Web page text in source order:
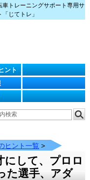
車トレーニングサポート専用サ
「じてトレ」
ント
ヒント一覧 >
して、プロロ
た選手、アダ